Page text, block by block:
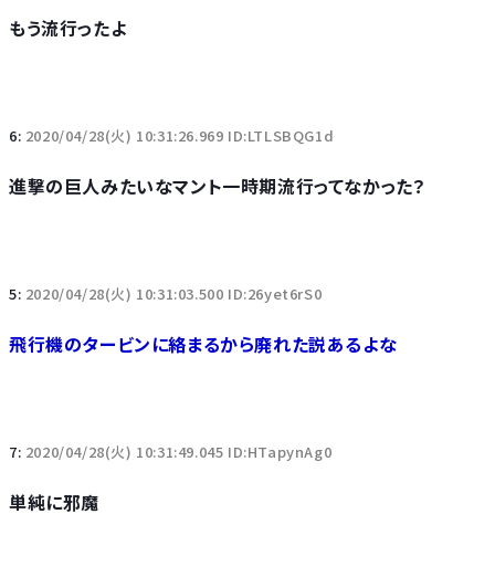
もう流行ったよ
6: 2020/04/28(火) 10:31:26.969 ID:LTLSBQG1d
進撃の巨人みたいなマント一時期流行ってなかった？
5: 2020/04/28(火) 10:31:03.500 ID:26yet6rS0
飛行機のタービンに絡まるから廃れた説あるよな
7: 2020/04/28(火) 10:31:49.045 ID:HTapynAg0
単純に邪魔